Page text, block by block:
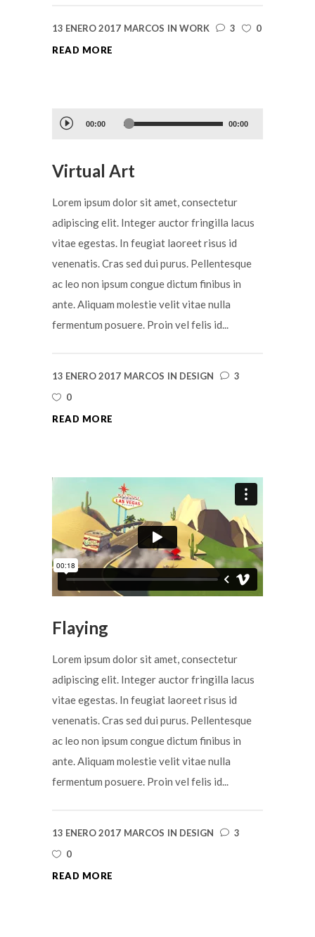
13 ENERO 2017 MARCOS IN WORK 3
0
READ MORE
Reproductor
00:00 00:00
Virtual Art
Lorem ipsum dolor sit amet, consectetur
adipiscing elit. Integer auctor fringilla lacus
vitae egestas. In feugiat laoreet risus id
venenatis. Cras sed dui purus. Pellentesque
ac leo non ipsum congue dictum finibus in
ante. Aliquam molestie velit vitae nulla
fermentum posuere. Proin vel felis id...
13 ENERO 2017 MARCOS IN DESIGN
3
0
READ MORE
Flaying
Lorem ipsum dolor sit amet, consectetur
adipiscing elit. Integer auctor fringilla lacus
vitae egestas. In feugiat laoreet risus id
venenatis. Cras sed dui purus. Pellentesque
ac leo non ipsum congue dictum finibus in
ante. Aliquam molestie velit vitae nulla
fermentum posuere. Proin vel felis id...
13 ENERO 2017 MARCOS IN DESIGN
3
0
READ MORE